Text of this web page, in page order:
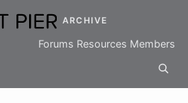
ARCHIVE
Forums Resources Members